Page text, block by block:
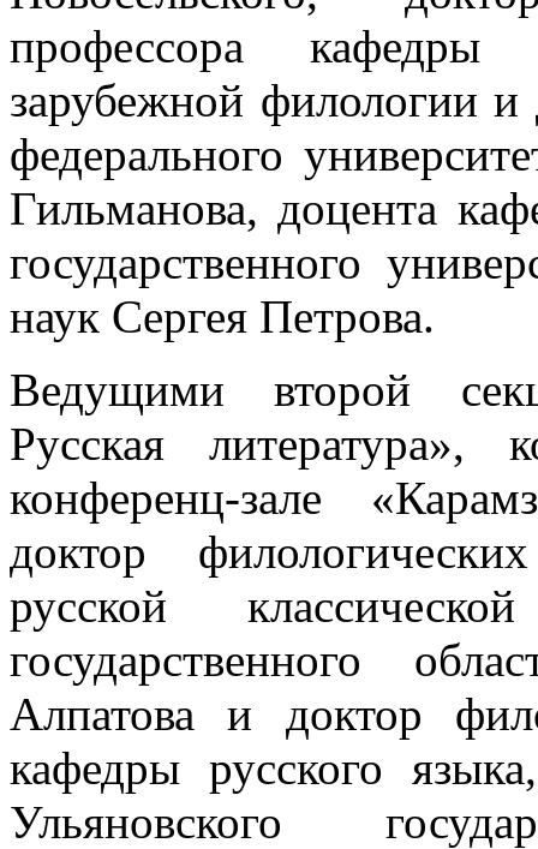
профессора кафедры
зарубежной филологии и
федерального
Гильманова, доцента
государственного
наук Сергея Петрова.
Ведущими второй
Русская
конференц-зале
доктор
русской
государственного
Алпатова и доктор
кафедры русского
Ульяновского